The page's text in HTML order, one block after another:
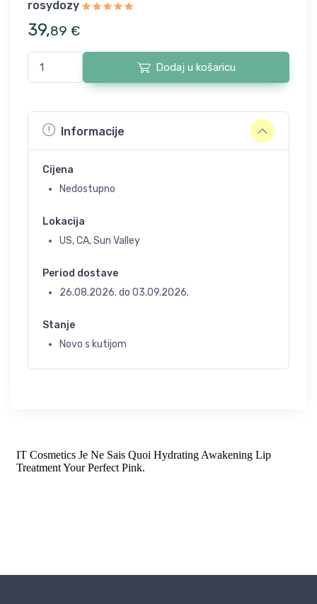
rosydozy
39,89 €
Dodaj u košaricu
Informacije
Cijena
Nedostupno
Lokacija
US, CA, Sun Valley
Period dostave
26.08.2026. do 03.09.2026.
Stanje
Novo s kutijom